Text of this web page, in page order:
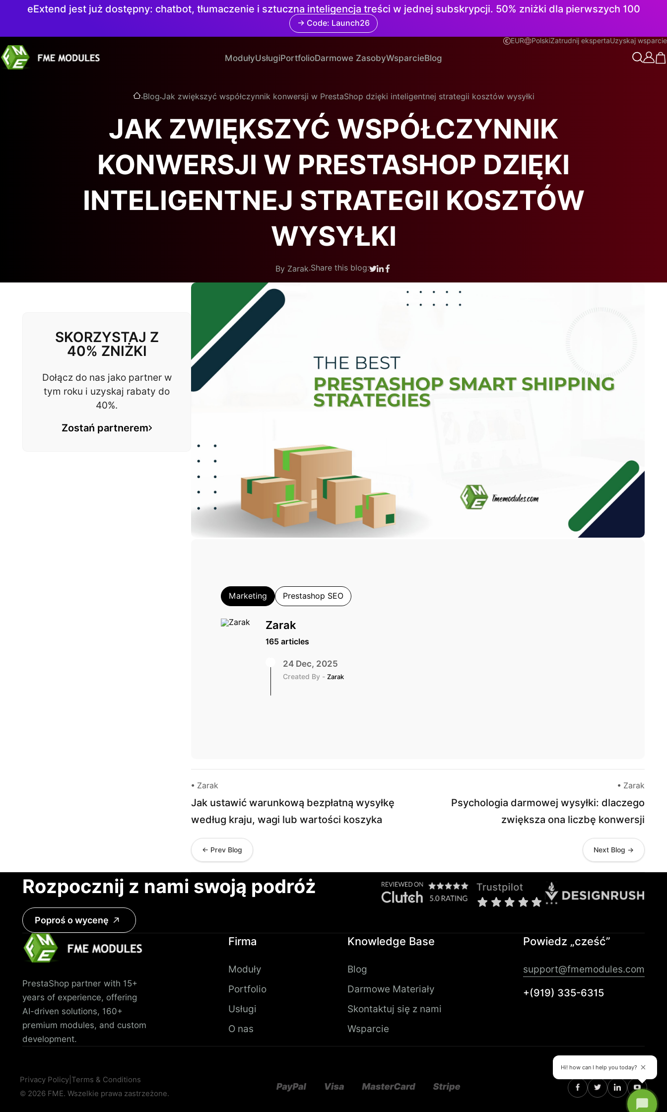
eExtend jest już dostępny: chatbot, tłumaczenie i sztuczna inteligencja treści w jednej subskrypcji. 50% zniżki dla pierwszych 100
→ Code: Launch26
EUR Polski
Polski Zatrudnij ekspertaUzyskaj wsparcie
ModułyUsługiPortfolioDarmowe ZasobyWsparcieBlog
.Blog.Jak zwiększyć współczynnik konwersji w PrestaShop dzięki inteligentnej strategii kosztów wysyłki
JAK ZWIĘKSZYĆ WSPÓŁCZYNNIK
KONWERSJI W PRESTASHOP DZIĘKI
INTELIGENTNEJ STRATEGII KOSZTÓW
WYSYŁKI
By Zarak.Share this blog:
SKORZYSTAJ Z
40% ZNIŻKI
Dołącz do nas jako partner w
tym roku i uzyskaj rabaty do
40%.
Zostań partnerem
Marketing Prestashop SEO
Zarak
165 articles
24 Dec, 2025
Created By - Zarak
• Zarak
Jak ustawić warunkową bezpłatną wysyłkę
według kraju, wagi lub wartości koszyka
← Prev Blog
• Zarak
Psychologia darmowej wysyłki: dlaczego
zwiększa ona liczbę konwersji
Next Blog →
Rozpocznij z nami swoją podróż
Poproś o wycenę
PrestaShop partner with 15+
years of experience, offering
AI-driven solutions, 160+
premium modules, and custom
development.
Firma
Moduły
Portfolio
Usługi
O nas
Knowledge Base
Blog
Darmowe Materiały
Skontaktuj się z nami
Wsparcie
Powiedz „cześć”
support@fmemodules.com
+(919) 335-6315
Hi! how can I help you today?
Privacy Policy Terms & Conditions
© 2026 FME. Wszelkie prawa zastrzeżone.